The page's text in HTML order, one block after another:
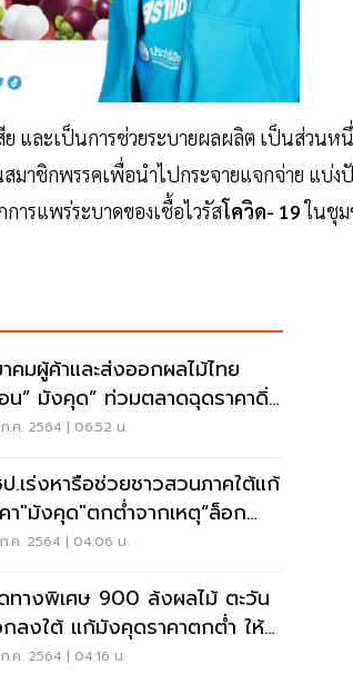
และเป็นการช่วยระบายผลผลิต เป็นส่วน
มาชิกพรรคเพื่อนำไปกระจายแจกจ่าย แบ่
รแพร่ระบาดของเชื้อไวรัสโควิด- 19ในชุม
คมผู้ค้าและส่งออกผลไม้ไทย
น” มังคุด” ท่วมตลาดฉุดราคาดิ่ง
เหว 25 ส.ค.
.ค. 2564 | 06:52 น.
.เร่งหารือช่วยชาวสวนภาคใต้แก้
า"มังคุด"ตกตํ่าจากเหตุ“ล็อก
น์”
.ค. 2564 | 04:06 น.
ทางพิเศษ 900 ล้งผลไม้ ตะวัน
ลงใต้ แก้มังคุดราคาตกต่ำ ให้
ที่สุด
.ค. 2564 | 04:16 น.